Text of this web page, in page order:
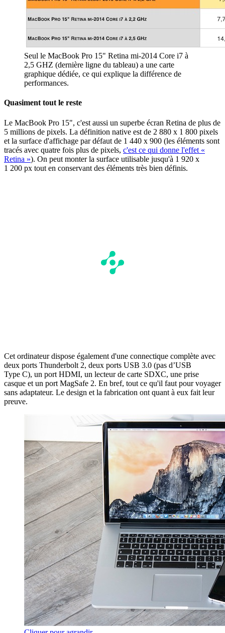
Seul le MacBook Pro 15" Retina mi-2014 Core i7 à
2,5 GHZ (dernière ligne du tableau) a une carte
graphique dédiée, ce qui explique la différence de
performances.
Quasiment tout le reste
Le MacBook Pro 15", c'est aussi un superbe écran Retina de plus de
5 millions de pixels. La définition native est de 2 880 x 1 800 pixels
et la surface d'affichage par défaut de 1 440 x 900 (les éléments sont
tracés avec quatre fois plus de pixels, c'est ce qui donne l'effet «
Retina »). On peut monter la surface utilisable jusqu'à 1 920 x
1 200 px tout en conservant des éléments très bien définis.
Cet ordinateur dispose également d'une connectique complète avec
deux ports Thunderbolt 2, deux ports USB 3.0 (pas d’USB
Type C), un port HDMI, un lecteur de carte SDXC, une prise
casque et un port MagSafe 2. En bref, tout ce qu'il faut pour voyager
sans adaptateur. Le design et la fabrication ont quant à eux fait leur
preuve.